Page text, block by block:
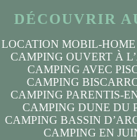
DÉCOUVRIR
LOCATION MOBIL-
CAMPING OUVERT À
CAMPING AVEC
CAMPING
CAMPING PARENTIS-
CAMPING DUNE DU
CAMPING BASSIN
CAMPING EN